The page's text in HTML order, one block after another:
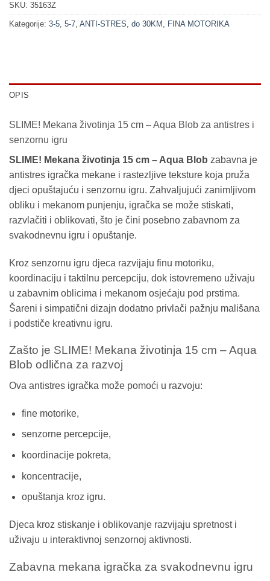
SKU: 35163Z
Kategorije: 3-5 5-7 ANTI-STRES do 30KM FINA MOTORIKA
OPIS
SLIME! Mekana životinja 15 cm – Aqua Blob za antistres i
senzornu igru
SLIME! Mekana životinja 15 cm – Aqua Blob zabavna je
antistres igračka mekane i rastezljive teksture koja pruža
djeci opuštajuću i senzornu igru. Zahvaljujući zanimljivom
obliku i mekanom punjenju, igračka se može stiskati,
razvlačiti i oblikovati, što je čini posebno zabavnom za
svakodnevnu igru i opuštanje.
Kroz senzornu igru djeca razvijaju finu motoriku,
koordinaciju i taktilnu percepciju, dok istovremeno uživaju
u zabavnim oblicima i mekanom osjećaju pod prstima.
Šareni i simpatični dizajn dodatno privlači pažnju mališana
i podstiče kreativnu igru.
Zašto je SLIME! Mekana životinja 15 cm – Aqua
Blob odlična za razvoj
Ova antistres igračka može pomoći u razvoju:
fine motorike,
senzorne percepcije,
koordinacije pokreta,
koncentracije,
opuštanja kroz igru.
Djeca kroz stiskanje i oblikovanje razvijaju spretnost i
uživaju u interaktivnoj senzornoj aktivnosti.
Zabavna mekana igračka za svakodnevnu igru